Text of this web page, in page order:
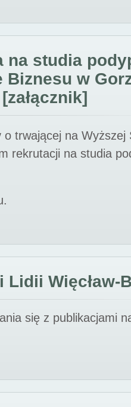
na studia
Biznesu w
trwającej na Wyższej
rekrutacji na studia
Lidii Więcław-
się z publikacjami